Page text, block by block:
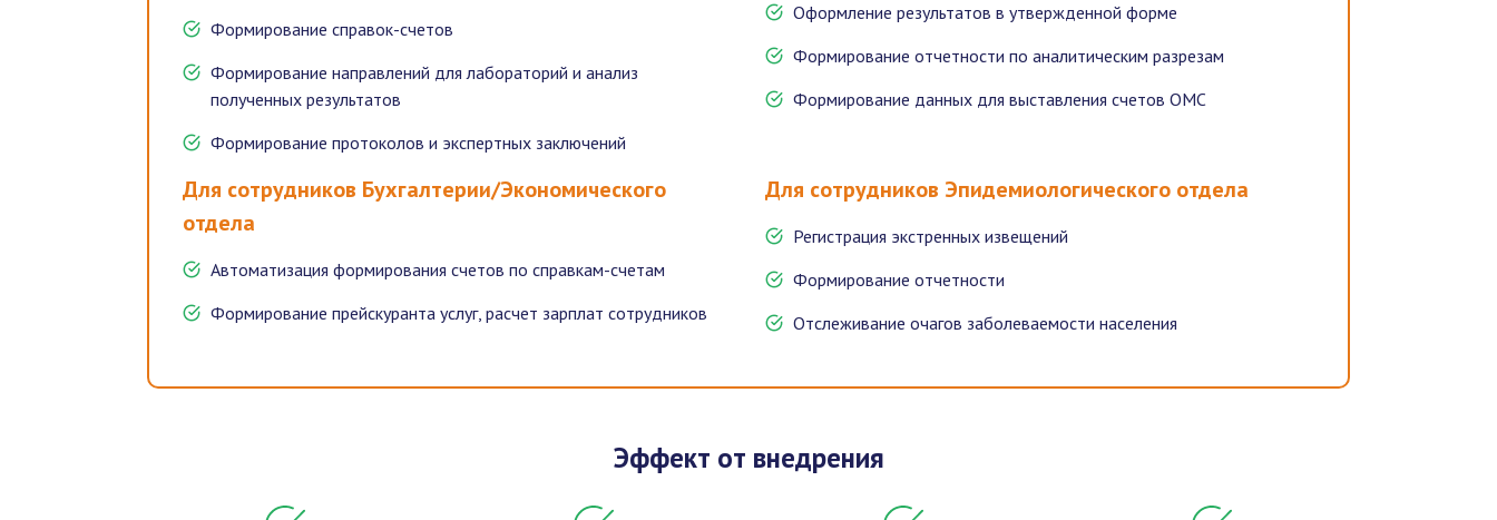
Формирование справок-счетов
Формирование направлений для лабораторий и анализ
полученных результатов
Формирование протоколов и экспертных заключений
Оформление результатов в утвержденной форме
Формирование отчетности по аналитическим разрезам
Формирование данных для выставления счетов ОМС
Для сотрудников Бухгалтерии/Экономического
отдела
Автоматизация формирования счетов по справкам-счетам
Формирование прейскуранта услуг, расчет зарплат сотрудников
Для сотрудников Эпидемиологического отдела
Регистрация экстренных извещений
Формирование отчетности
Отслеживание очагов заболеваемости населения
Эффект от внедрения